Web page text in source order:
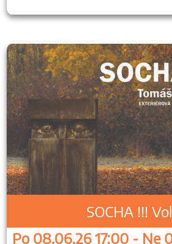
SOCHA !!!
Po 08.06.26 17:00 - Ne